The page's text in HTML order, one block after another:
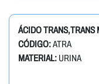
ÁCIDO TRANS,TRANS
CÓDIGO:ATRA
MATERIAL: URINA